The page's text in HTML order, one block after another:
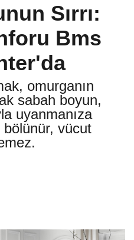
Sırrı:
Bms
omurganın
sabah boyun,
uyanmanıza
vücut